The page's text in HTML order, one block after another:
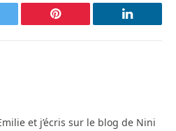
Pinterest LinkedIn
et j’écris sur le blog de Nini